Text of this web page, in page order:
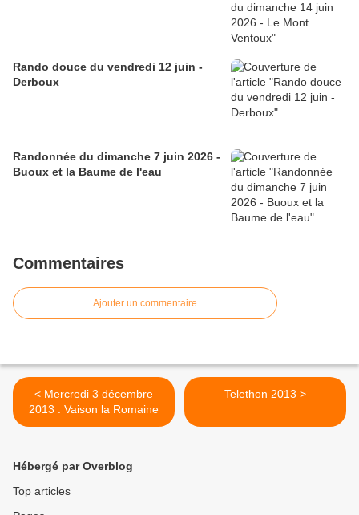
Rando douce du vendredi 12 juin -
Derboux
Randonnée du dimanche 7 juin 2026 -
Buoux et la Baume de l'eau
Commentaires
Ajouter un commentaire
< Mercredi 3 décembre
2013 : Vaison la Romaine
Telethon 2013 >
Hébergé par Overblog
Top articles